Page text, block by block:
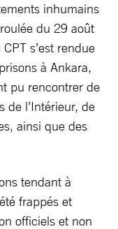
inhumains
du 29 août
s’est rendue
à Ankara,
pu rencontrer de
de l’Intérieur, de
ainsi que des
tendant à
frappés et
officiels et non